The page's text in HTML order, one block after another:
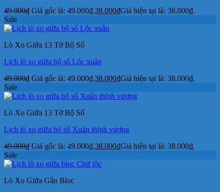
49.000₫ Giá gốc là: 49.000₫.38.000₫Giá hiện tại là: 38.000₫.
Sale
Lò Xo Giữa 13 Tờ Bộ Số
Lịch lò xo giữa bộ số Lộc xuân
49.000₫ Giá gốc là: 49.000₫.38.000₫Giá hiện tại là: 38.000₫.
Sale
Lò Xo Giữa 13 Tờ Bộ Số
Lịch lò xo giữa bộ số Xuân thịnh vượng
49.000₫ Giá gốc là: 49.000₫.38.000₫Giá hiện tại là: 38.000₫.
Sale
Lò Xo Giữa Gắn Bloc